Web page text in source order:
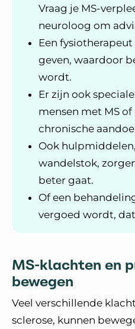
Vraag je MS-
neuroloog om
Een
geven, waardoor
wordt.
Er zijn ook
mensen met MS of
chronische
Ook
wandelstok,
beter gaat.
Of een
vergoed wordt,
MS-klachten en
bewegen
Veel verschillende
sclerose, kunnen